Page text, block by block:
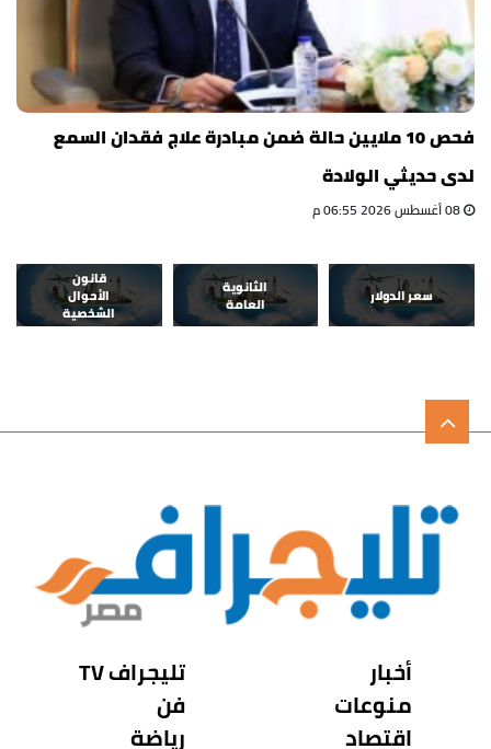
فحص 10 ملايين حالة ضمن مبادرة علاج فقدان السمع
لدى حديثي الولادة
سعر الدولار
الثانوية
العامة
قانون
الأحوال
الشخصية
أخبار
منوعات
اقتصاد
تليجراف TV
فن
رياضة